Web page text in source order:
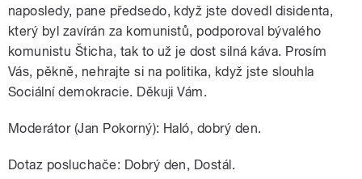
naposledy, pane předsedo, když jste dovedl disidenta,
který byl zavírán za komunistů, podporoval bývalého
komunistu Šticha, tak to už je dost silná káva. Prosím
Vás, pěkně, nehrajte si na politika, když jste slouhla
Sociální demokracie. Děkuji Vám.
Moderátor (Jan Pokorný): Haló, dobrý den.
Dotaz posluchače: Dobrý den, Dostál.